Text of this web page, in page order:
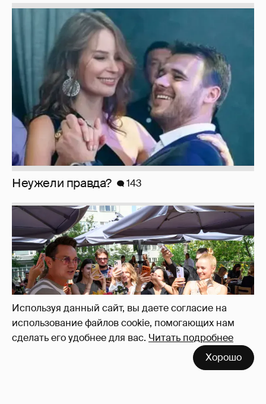
Используя данный сайт, вы даете согласие на
использование файлов cookie, помогающих нам
сделать его удобнее для вас. Читать подробнее
Хорошо
Неужели правда?
Анастасия Гребенкина, Женя Малахова,
Оксана Русланова и другие гости
фестиваля «Баланс вкуса и ритма»:
рассматриваем летние образы